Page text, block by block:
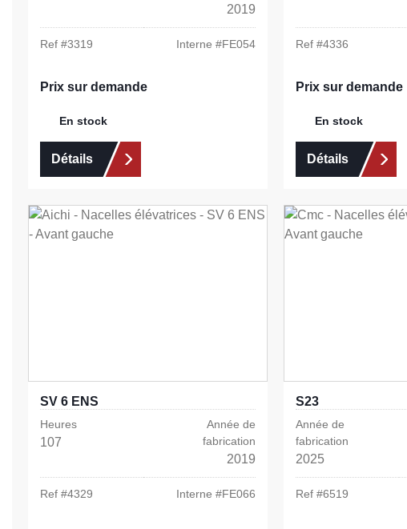
2019
Ref #3319 Interne #FE054
Prix sur demande
En stock
Détails
Ref #4336
Prix sur demande
En stock
Détails
SV 6 ENS
Heures
107
Année de
fabrication
2019
Ref #4329 Interne #FE066
S23
Année de
fabrication
2025
Ref #6519